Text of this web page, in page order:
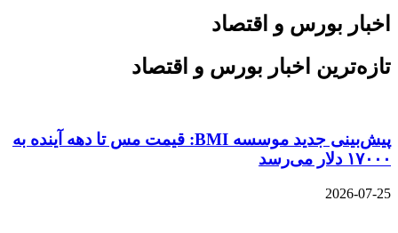
اخبار بورس و اقتصاد
تازه‌ترین اخبار بورس و اقتصاد
پیش‌بینی جدید موسسه BMI: قیمت مس تا دهه آینده به
۱۷۰۰۰ دلار می‌رسد
2026-07-25